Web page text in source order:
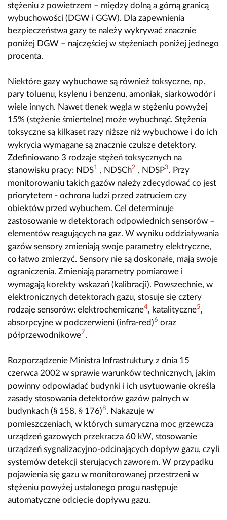
stężeniu z powietrzem – między dolną a górną granicą
wybuchowości (DGW i GGW). Dla zapewnienia
bezpieczeństwa gazy te należy wykrywać znacznie
poniżej DGW – najczęściej w stężeniach poniżej jednego
procenta.
Niektóre gazy wybuchowe są również toksyczne, np.
pary toluenu, ksylenu i benzenu, amoniak, siarkowodór i
wiele innych. Nawet tlenek węgla w stężeniu powyżej
15% (stężenie śmiertelne) może wybuchnąć. Stężenia
toksyczne są kilkaset razy niższe niż wybuchowe i do ich
wykrycia wymagane są znacznie czulsze detektory.
Zdefiniowano 3 rodzaje stężeń toksycznych na
stanowisku pracy: NDS1 , NDSCh2 , NDSP3. Przy
monitorowaniu takich gazów należy zdecydować co jest
priorytetem - ochrona ludzi przed zatruciem czy
obiektów przed wybuchem. Cel determinuje
zastosowanie w detektorach odpowiednich sensorów –
elementów reagujących na gaz. W wyniku oddziaływania
gazów sensory zmieniają swoje parametry elektryczne,
co łatwo zmierzyć. Sensory nie są doskonałe, mają swoje
ograniczenia. Zmieniają parametry pomiarowe i
wymagają korekty wskazań (kalibracji). Powszechnie, w
elektronicznych detektorach gazu, stosuje się cztery
rodzaje sensorów: elektrochemiczne4, katalityczne5,
absorpcyjne w podczerwieni (infra-red)6 oraz
półprzewodnikowe7.
Rozporządzenie Ministra Infrastruktury z dnia 15
czerwca 2002 w sprawie warunków technicznych, jakim
powinny odpowiadać budynki i ich usytuowanie określa
zasady stosowania detektorów gazów palnych w
budynkach (§ 158, § 176)8. Nakazuje w
pomieszczeniach, w których sumaryczna moc grzewcza
urządzeń gazowych przekracza 60 kW, stosowanie
urządzeń sygnalizacyjno-odcinających dopływ gazu, czyli
systemów detekcji sterujących zaworem. W przypadku
pojawienia się gazu w monitorowanej przestrzeni w
stężeniu powyżej ustalonego progu następuje
automatyczne odcięcie dopływu gazu.